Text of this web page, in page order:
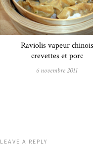
Raviolis vapeur chinois
crevettes et porc
6 novembre 2011
LEAVE A REPLY